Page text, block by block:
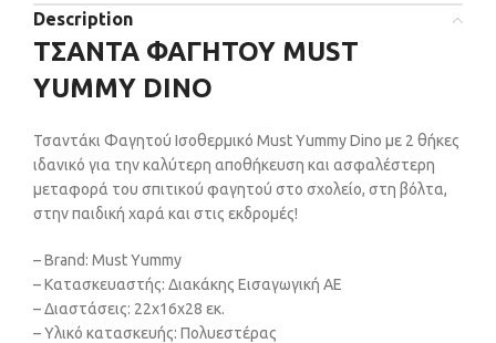
Description
ΤΣΑΝΤΑ ΦΑΓΗΤΟΥ MUST
YUMMY DINO
Τσαντάκι Φαγητού Ισοθερμικό Must Yummy Dino με 2 θήκες
ιδανικό για την καλύτερη αποθήκευση και ασφαλέστερη
μεταφορά του σπιτικού φαγητού στο σχολείο, στη βόλτα,
στην παιδική χαρά και στις εκδρομές!
– Brand: Must Yummy
– Κατασκευαστής: Διακάκης Εισαγωγική ΑΕ
– Διαστάσεις: 22x16x28 εκ.
– Υλικό κατασκευής: Πολυεστέρας